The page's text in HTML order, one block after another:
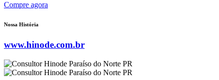
Compre agora
Nossa História
www.hinode.com.br